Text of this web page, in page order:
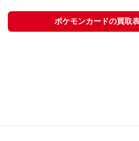
ポケモンカードの買取